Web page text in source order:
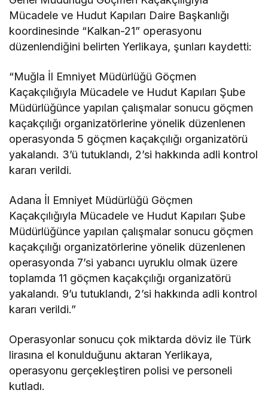
Mücadele ve Hudut Kapıları Daire Başkanlığı
koordinesinde “Kalkan-21” operasyonu
düzenlendiğini belirten Yerlikaya, şunları kaydetti:
“Muğla İl Emniyet Müdürlüğü Göçmen
Kaçakçılığıyla Mücadele ve Hudut Kapıları Şube
Müdürlüğünce yapılan çalışmalar sonucu göçmen
kaçakçılığı organizatörlerine yönelik düzenlenen
operasyonda 5 göçmen kaçakçılığı organizatörü
yakalandı. 3’ü tutuklandı, 2’si hakkında adli kontrol
kararı verildi.
Adana İl Emniyet Müdürlüğü Göçmen
Kaçakçılığıyla Mücadele ve Hudut Kapıları Şube
Müdürlüğünce yapılan çalışmalar sonucu göçmen
kaçakçılığı organizatörlerine yönelik düzenlenen
operasyonda 7’si yabancı uyruklu olmak üzere
toplamda 11 göçmen kaçakçılığı organizatörü
yakalandı. 9’u tutuklandı, 2’si hakkında adli kontrol
kararı verildi.”
Operasyonlar sonucu çok miktarda döviz ile Türk
lirasına el konulduğunu aktaran Yerlikaya,
operasyonu gerçekleştiren polisi ve personeli
kutladı.